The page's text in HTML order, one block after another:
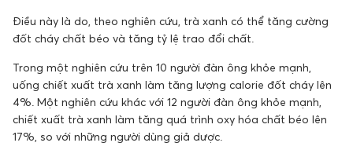
Điều này là do, theo nghiên cứu, trà xanh có thể tăng cường
đốt cháy chất béo và tăng tỷ lệ trao đổi chất.
Trong một nghiên cứu trên 10 người đàn ông khỏe mạnh,
uống chiết xuất trà xanh làm tăng lượng calorie đốt cháy lên
4%. Một nghiên cứu khác với 12 người đàn ông khỏe mạnh,
chiết xuất trà xanh làm tăng quá trình oxy hóa chất béo lên
17%, so với những người dùng giả dược.